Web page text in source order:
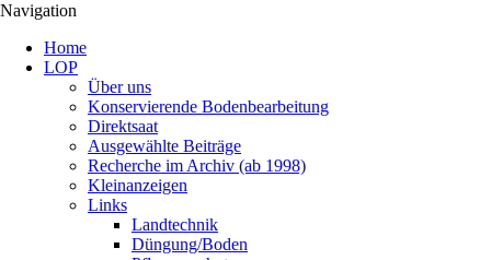
Navigation
überspringen
Home
LOP
Über uns
Konservierende Bodenbearbeitung
Direktsaat
Ausgewählte Beiträge
Recherche im Archiv (ab 1998)
Kleinanzeigen
Links
Landtechnik
Düngung/Boden